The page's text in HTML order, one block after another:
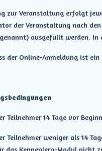
zur Veranstaltung erfolgt
der Veranstaltung nach
genannt) ausgefüllt werden.
der Online-Anmeldung ist
Teilnehmer 14 Tage vor
Teilnehmer weniger als 14